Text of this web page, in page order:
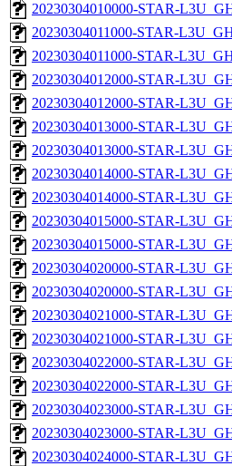
20230304010000-STAR-
20230304011000-STAR-
20230304011000-STAR-
20230304012000-STAR-
20230304012000-STAR-
20230304013000-STAR-
20230304013000-STAR-
20230304014000-STAR-
20230304014000-STAR-
20230304015000-STAR-
20230304015000-STAR-
20230304020000-STAR-
20230304020000-STAR-
20230304021000-STAR-
20230304021000-STAR-
20230304022000-STAR-
20230304022000-STAR-
20230304023000-STAR-
20230304023000-STAR-
20230304024000-STAR-